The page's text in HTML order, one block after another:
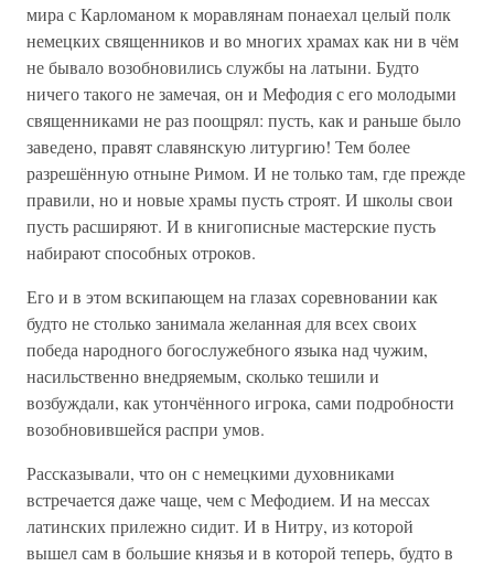
мира с Карломаном к моравлянам понаехал целый полк
немецких священников и во многих храмах как ни в чём
не бывало возобновились службы на латыни. Будто
ничего такого не замечая, он и Мефодия с его молодыми
священниками не раз поощрял: пусть, как и раньше было
заведено, правят славянскую литургию! Тем более
разрешённую отныне Римом. И не только там, где прежде
правили, но и новые храмы пусть строят. И школы свои
пусть расширяют. И в книгописные мастерские пусть
набирают способных отроков.
Его и в этом вскипающем на глазах соревновании как
будто не столько занимала желанная для всех своих
победа народного богослужебного языка над чужим,
насильственно внедряемым, сколько тешили и
возбуждали, как утончённого игрока, сами подробности
возобновившейся распри умов.
Рассказывали, что он с немецкими духовниками
встречается даже чаще, чем с Мефодием. И на мессах
латинских прилежно сидит. И в Нитру, из которой
вышел сам в большие князья и в которой теперь, будто в